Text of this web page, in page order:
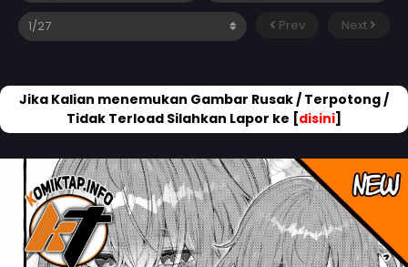
Prev Next
Jika Kalian menemukan Gambar Rusak / Terpotong /
Tidak Terload Silahkan Lapor ke [disini]